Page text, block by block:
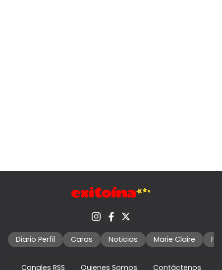
Diario Perfil Caras Noticias Marie Claire
Canales RSS Quienes Somos Contáctenos